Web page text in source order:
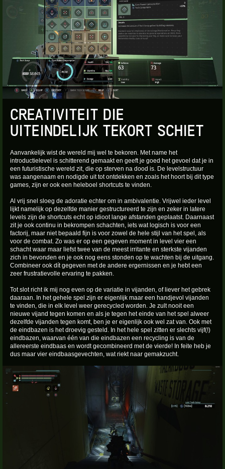
CREATIVITEIT DIE
UITEINDELIJK TEKORT SCHIET
Aanvankelijk wist de wereld mij wel te bekoren. Met name het
introductielevel is schitterend gemaakt en geeft je goed het gevoel dat je in
een futuristische wereld zit, die op sterven na dood is. De levelstructuur
was aangenaam en nodigde uit tot ontdekken en zoals het hoort bij dit type
games, zijn er ook een heleboel shortcuts te vinden.
Al vrij snel sloeg de adoratie echter om in ambivalentie. Vrijwel ieder level
lijkt namelijk op dezelfde manier gestructureerd te zijn en zeker in latere
levels zijn de shortcuts echt op idioot lange afstanden geplaatst. Daarnaast
zit je ook continu in bekrompen schachten, iets wat logisch is voor een
factorij, maar niet bepaald fijn is voor zowel de hele stijl van het spel, als
voor de combat. Zo was er op een gegeven moment in level vier een
schacht waar maar liefst twee van de meest irritante en sterkste vijanden
zich in bevonden en je ook nog eens stonden op te wachten bij de uitgang.
Combineer ook dít gegeven met de andere ergernissen en je hebt een
zeer frustratievolle ervaring te pakken.
Tot slot richt ik mij nog even op de variatie in vijanden, of liever het gebrek
daaraan. In het gehele spel zijn er eigenlijk maar een handjevol vijanden
te vinden, die in elk level weer gerecycled worden. Je zult nooit een
nieuwe vijand tegen komen en als je tegen het einde van het spel alweer
dezelfde vijanden tegen komt, ben je er eigenlijk ook wel zat van. Ook met
de eindbazen is het droevig gesteld. In het hele spel zitten er slechts vijf(!)
eindbazen, waarvan één van die eindbazen een recycling is van de
allereerste eindbaas en wordt gecombineerd met de vierde! In feite heb je
dus maar vier eindbaasgevechten, wat riekt naar gemakzucht.